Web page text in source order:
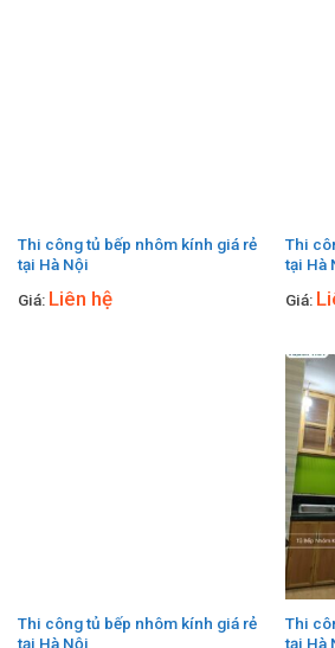
Thi công tủ bếp nhôm kính giá rẻ
tại Hà Nội
Giá: Liên hệ
Thi
tại Hà
Giá:
Thi công tủ bếp nhôm kính giá rẻ
tại Hà Nội
Thi
tại Hà